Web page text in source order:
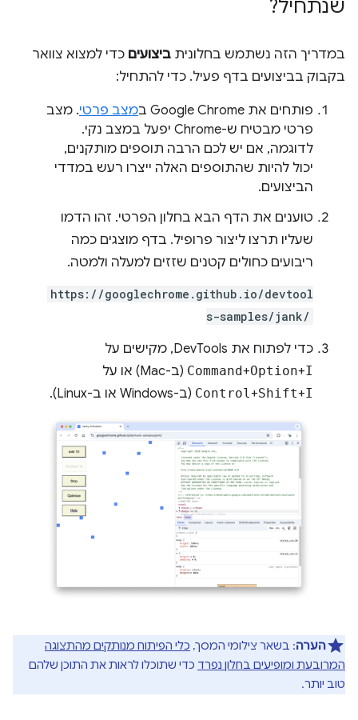
שנתחיל?
במדריך הזה נשתמש בחלונית ביצועים כדי למצוא צוואר
בקבוק בביצועים בדף פעיל. כדי להתחיל:
פותחים את Google Chrome ב מצב פרטי. מצב
פרטי מבטיח ש-Chrome יפעל במצב נקי.
לדוגמה, אם יש לכם הרבה תוספים מותקנים,
יכול להיות שהתוספים האלה ייצרו רעש במדדי
הביצועים.
טוענים את הדף הבא בחלון הפרטי. זהו הדמו
שעליו תרצו ליצור פרופיל. בדף מוצגים כמה
ריבועים כחולים קטנים שזזים למעלה ולמטה.
https://googlechrome.github.io/devtool
s-samples/jank/
כדי לפתוח את DevTools, מקישים על
Command+Option+I (ב-Mac) או על
Control+Shift+I (ב-Windows או ב-Linux).
הערה: בשאר צילומי המסך, כלי הפיתוח מנותקים מהתצוגה
המרובעת ומופיעים בחלון נפרד כדי שתוכלו לראות את התוכן שלהם
טוב יותר.